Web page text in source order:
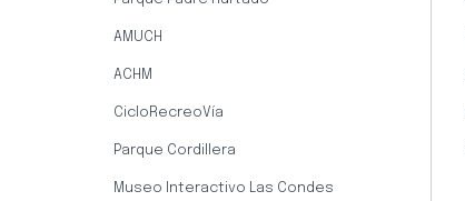
AMUCH
ACHM
CicloRecreoVía
Parque Cordillera
Museo Interactivo Las Condes